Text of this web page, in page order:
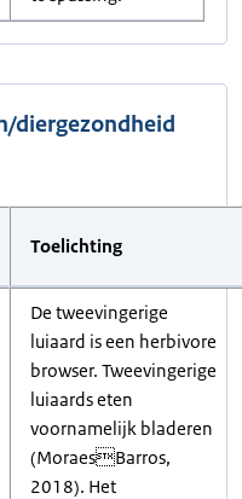
diergezondheid
Toelichting
De tweevingerige
luiaard is een herbivore
browser. Tweevingerige
luiaards eten
voornamelijk bladeren
(MoraesBarros,
2018). Het